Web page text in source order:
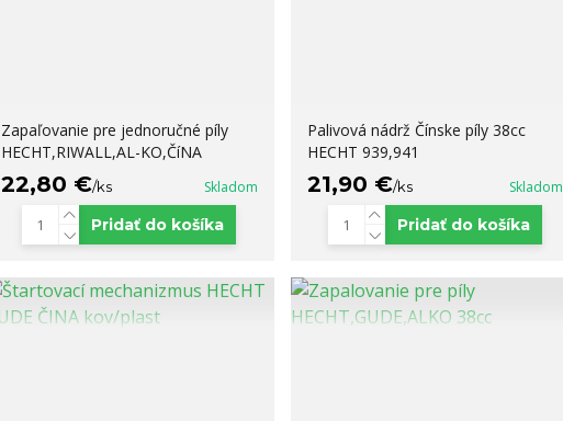
Zapaľovanie pre jednoručné píly
HECHT,RIWALL,AL-KO,ČíNA
22,80 €/ks Skladom
Pridať do košíka
Palivová nádrž Čínske píly 38cc
HECHT 939,941
21,90 €/ks Skladom
Pridať do košíka